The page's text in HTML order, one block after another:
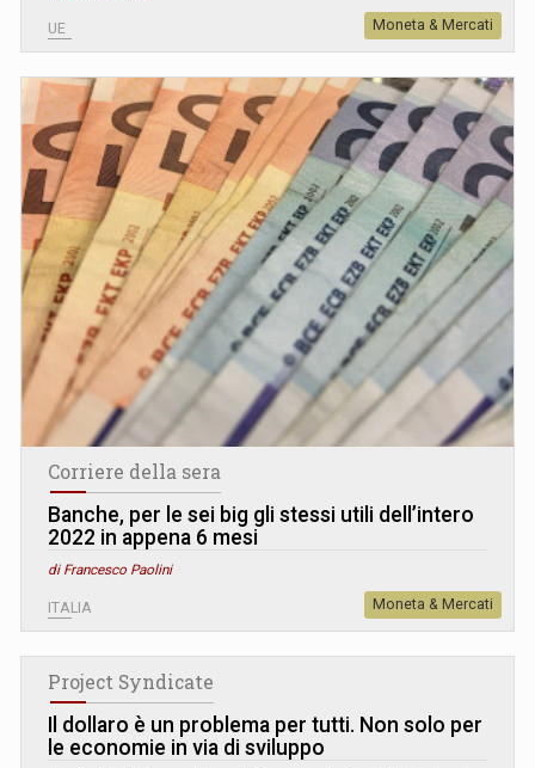
UE Moneta & Mercati
Corriere della sera
Banche, per le sei big gli stessi utili dell’intero
2022 in appena 6 mesi
di Francesco Paolini
ITALIA Moneta & Mercati
Project Syndicate
Il dollaro è un problema per tutti. Non solo per
le economie in via di sviluppo